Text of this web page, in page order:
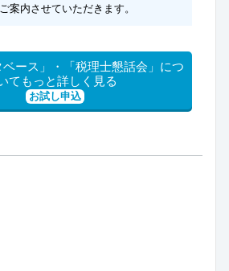
案内させていただきます。
ベース」・「税理士懇話会」につ
てもっと詳しく見る
お試し申込